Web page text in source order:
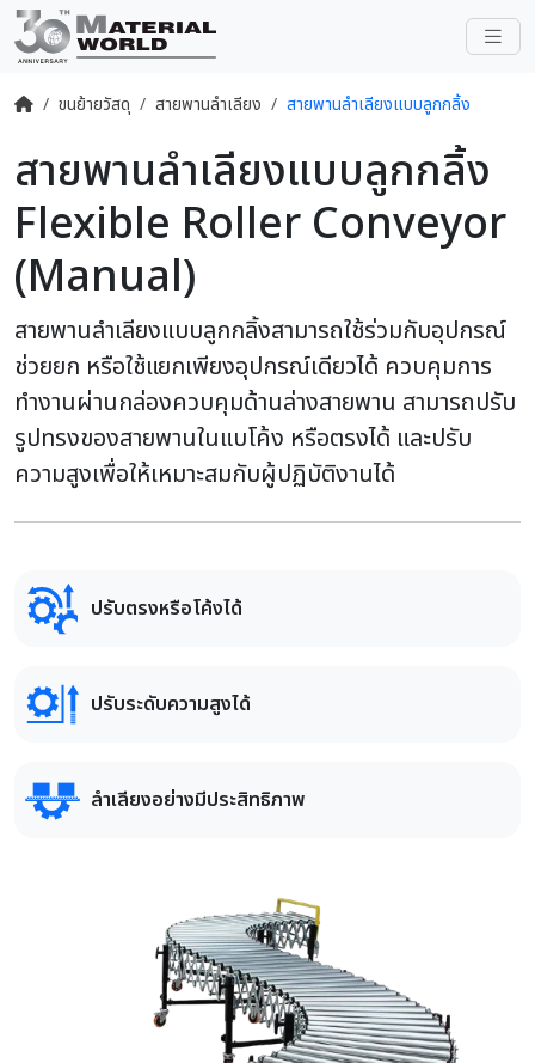
ขนย้ายวัสดุ สายพานลำเลียง สายพานลำเลียงแบบลูกกลิ้ง
สายพานลำเลียงแบบลูกกลิ้ง
Flexible Roller Conveyor
(Manual)
สายพานลำเลียงแบบลูกกลิ้งสามารถใช้ร่วมกับอุปกรณ์
ช่วยยก หรือใช้แยกเพียงอุปกรณ์เดียวได้ ควบคุมการ
ทำงานผ่านกล่องควบคุมด้านล่างสายพาน สามารถปรับ
รูปทรงของสายพานในแบโค้ง หรือตรงได้ และปรับ
ความสูงเพื่อให้เหมาะสมกับผู้ปฏิบัติงานได้
ปรับตรงหรือโค้งได้
ปรับระดับความสูงได้
ลำเลียงอย่างมีประสิทธิภาพ